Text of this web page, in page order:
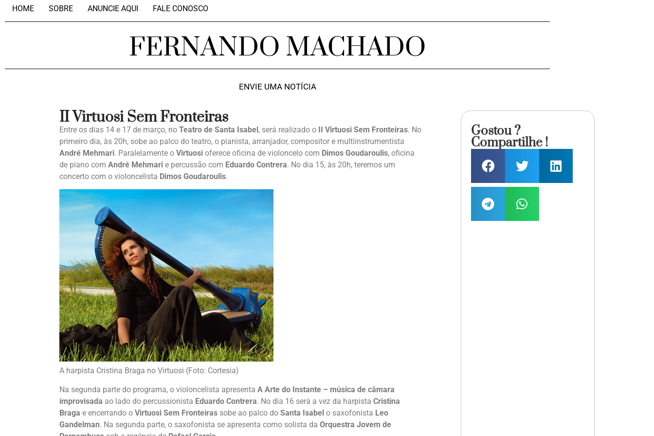
HOME SOBRE ANUNCIE AQUI FALE CONOSCO
FERNANDO MACHADO
ENVIE UMA NOTÍCIA
II Virtuosi Sem Fronteiras
Entre os dias 14 e 17 de março, no Teatro de Santa Isabel, será realizado o II Virtuosi Sem Fronteiras. No
primeiro dia, às 20h, sobe ao palco do teatro, o pianista, arranjador, compositor e multiinstrumentista
André Mehmari. Paralelamente o Virtuosi oferece oficina de violoncelo com Dimos Goudaroulis, oficina
de piano com André Mehmari e percussão com Eduardo Contrera. No dia 15, às 20h, teremos um
concerto com o violoncelista Dimos Goudaroulis.
A harpista Cristina Braga no Virtuosi (Foto: Cortesia)
Na segunda parte do programa, o violoncelista apresenta A Arte do Instante – música de câmara
improvisada ao lado do percussionista Eduardo Contrera. No dia 16 será a vez da harpista Cristina
Braga e encerrando o Virtuosi Sem Fronteiras sobe ao palco do Santa Isabel o saxofonista Leo
Gandelman. Na segunda parte, o saxofonista se apresenta como solista da Orquestra Jovem de
Gostou ?
Compartilhe !